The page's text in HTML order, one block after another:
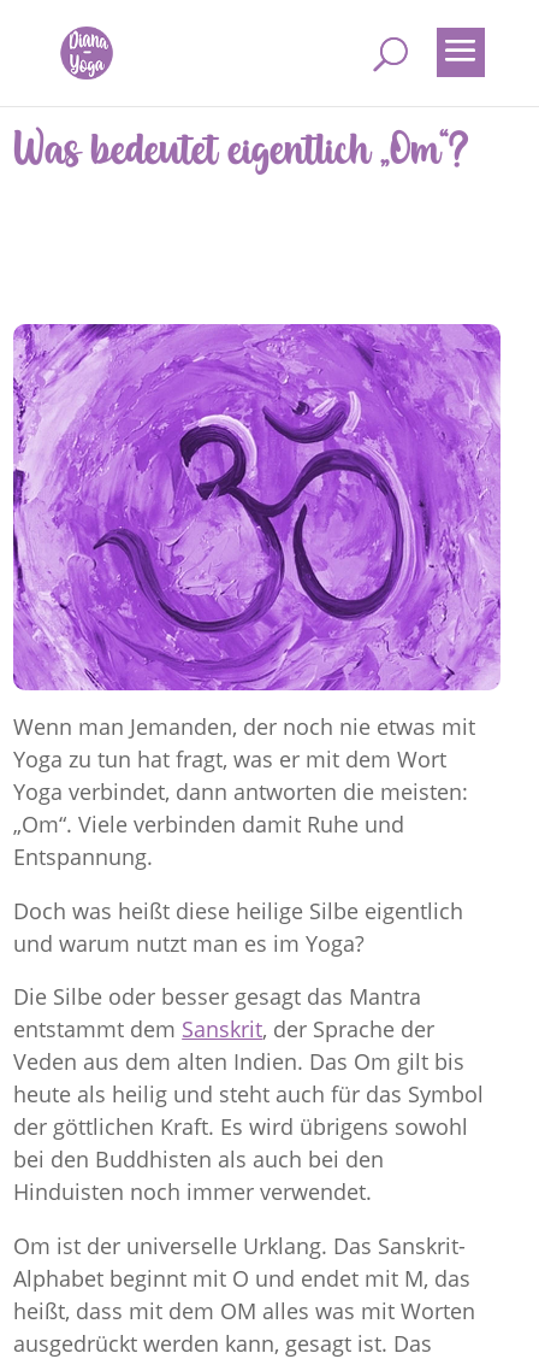
Was bedeutet eigentlich „Om“?
Wenn man Jemanden, der noch nie etwas mit
Yoga zu tun hat fragt, was er mit dem Wort
Yoga verbindet, dann antworten die meisten:
„Om“. Viele verbinden damit Ruhe und
Entspannung.
Doch was heißt diese heilige Silbe eigentlich
und warum nutzt man es im Yoga?
Die Silbe oder besser gesagt das Mantra
entstammt dem Sanskrit, der Sprache der
Veden aus dem alten Indien. Das Om gilt bis
heute als heilig und steht auch für das Symbol
der göttlichen Kraft. Es wird übrigens sowohl
bei den Buddhisten als auch bei den
Hinduisten noch immer verwendet.
Om ist der universelle Urklang. Das Sanskrit-
Alphabet beginnt mit O und endet mit M, das
heißt, dass mit dem OM alles was mit Worten
ausgedrückt werden kann, gesagt ist. Das